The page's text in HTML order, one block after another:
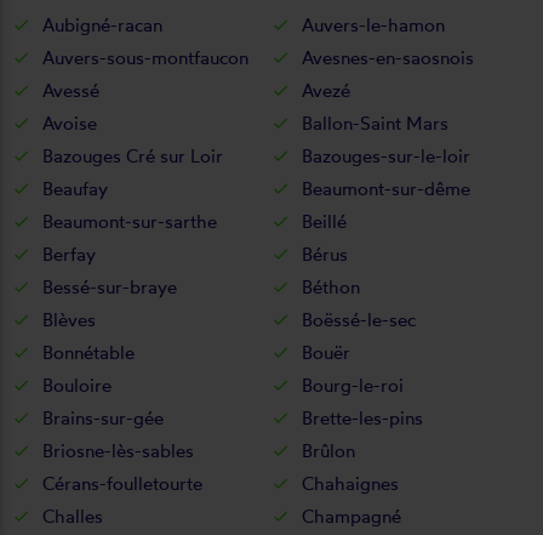
Aubigné-racan
Auvers-le-hamon
Auvers-sous-montfaucon
Avesnes-en-saosnois
Avessé
Avezé
Avoise
Ballon-Saint Mars
Bazouges Cré sur Loir
Bazouges-sur-le-loir
Beaufay
Beaumont-sur-dême
Beaumont-sur-sarthe
Beillé
Berfay
Bérus
Bessé-sur-braye
Béthon
Blèves
Boëssé-le-sec
Bonnétable
Bouër
Bouloire
Bourg-le-roi
Brains-sur-gée
Brette-les-pins
Briosne-lès-sables
Brûlon
Cérans-foulletourte
Chahaignes
Challes
Champagné